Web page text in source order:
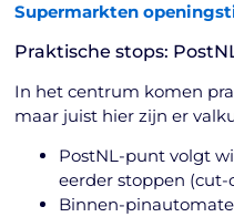
Supermarkten
Praktische stops:
In het centrum komen
maar juist hier zijn er
PostNL-punt volgt
eerder stoppen (cut-
Binnen-